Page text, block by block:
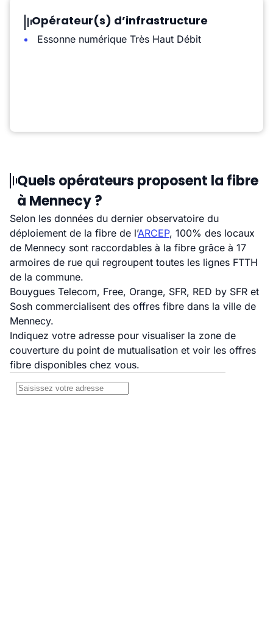
Opérateur(s) d’infrastructure
Essonne numérique Très Haut Débit
Quels opérateurs proposent la fibre
à Mennecy ?
Selon les données du dernier observatoire du
déploiement de la fibre de l’ARCEP, 100% des locaux
de Mennecy sont raccordables à la fibre grâce à 17
armoires de rue qui regroupent toutes les lignes FTTH
de la commune.
Bouygues Telecom, Free, Orange, SFR, RED by SFR et
Sosh commercialisent des offres fibre dans la ville de
Mennecy.
Indiquez votre adresse pour visualiser la zone de
couverture du point de mutualisation et voir les offres
fibre disponibles chez vous.